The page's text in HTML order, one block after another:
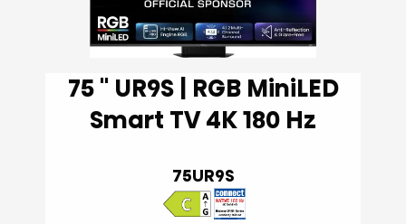
75 '' UR9S | RGB MiniLED
Smart TV 4K 180 Hz
75UR9S